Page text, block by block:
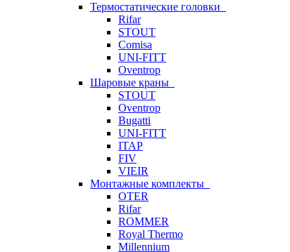
Термостатические головки
Rifar
STOUT
Comisa
UNI-FITT
Oventrop
Шаровые краны
STOUT
Oventrop
Bugatti
UNI-FITT
ITAP
FIV
VIEIR
Монтажные комплекты
OTER
Rifar
ROMMER
Royal Thermo
Millennium